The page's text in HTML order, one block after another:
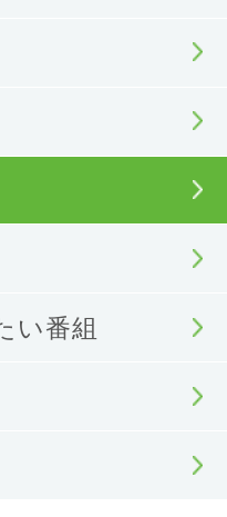
い番組